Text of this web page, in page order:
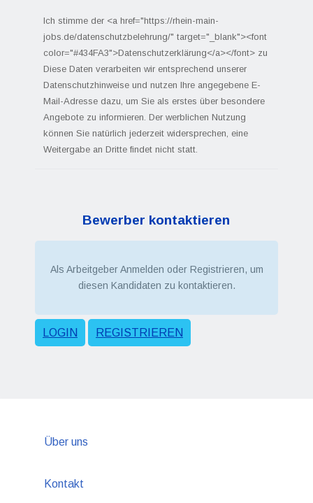
Ich stimme der <a href="https://rhein-main-
jobs.de/datenschutzbelehrung/" target="_blank"><font
color="#434FA3">Datenschutzerklärung</a></font> zu
Diese Daten verarbeiten wir entsprechend unserer
Datenschutzhinweise und nutzen Ihre angegebene E-
Mail-Adresse dazu, um Sie als erstes über besondere
Angebote zu informieren. Der werblichen Nutzung
können Sie natürlich jederzeit widersprechen, eine
Weitergabe an Dritte findet nicht statt.
Bewerber kontaktieren
Als Arbeitgeber Anmelden oder Registrieren, um
diesen Kandidaten zu kontaktieren.
LOGIN REGISTRIEREN
Über uns
Kontakt